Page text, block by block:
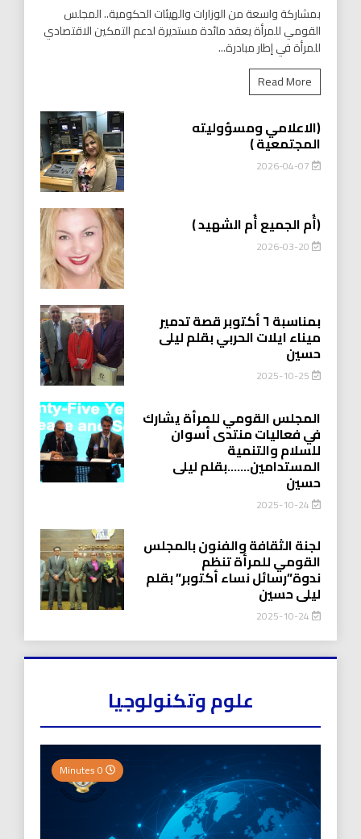
بمشاركة واسعة من الوزارات والهيئات الحكومية.. المجلس
القومي للمرأة يعقد مائدة مستديرة لدعم التمكين الاقتصادي
للمرأة في إطار مبادرة...
Read More
(الاعلامي ومسؤوليته
المجتمعية )
2026-04-07
(أُم الجميع أُم الشهيد )
2026-03-20
بمناسبة ٦ أكتوبر قصة تدمير
ميناء ايلات الحربي بقلم ليلى
حسين
2025-10-25
المجلس القومي للمرأة يشارك
في فعاليات منتدى أسوان
للسلام والتنمية
المستدامين…….بقلم ليلى
حسين
2025-10-24
لجنة الثقافة والفنون بالمجلس
القومي للمرأة تنظم
ندوة”رسائل نساء أكتوبر” بقلم
ليلى حسين
2025-10-24
علوم وتكنولوجيا